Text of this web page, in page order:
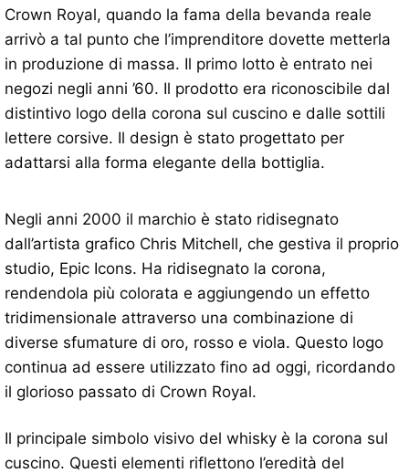
Crown Royal, quando la fama della bevanda reale
arrivò a tal punto che l’imprenditore dovette metterla
in produzione di massa. Il primo lotto è entrato nei
negozi negli anni ’60. Il prodotto era riconoscibile dal
distintivo logo della corona sul cuscino e dalle sottili
lettere corsive. Il design è stato progettato per
adattarsi alla forma elegante della bottiglia.
Negli anni 2000 il marchio è stato ridisegnato
dall’artista grafico Chris Mitchell, che gestiva il proprio
studio, Epic Icons. Ha ridisegnato la corona,
rendendola più colorata e aggiungendo un effetto
tridimensionale attraverso una combinazione di
diverse sfumature di oro, rosso e viola. Questo logo
continua ad essere utilizzato fino ad oggi, ricordando
il glorioso passato di Crown Royal.
Il principale simbolo visivo del whisky è la corona sul
cuscino. Questi elementi riflettono l’eredità del